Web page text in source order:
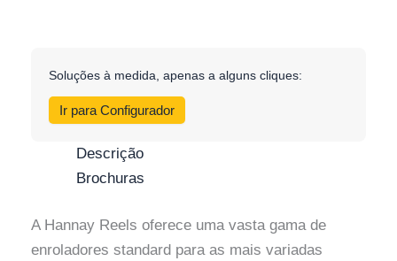
Soluções à medida, apenas a alguns cliques:
Ir para Configurador
Descrição
Brochuras
A Hannay Reels oferece uma vasta gama de
enroladores standard para as mais variadas